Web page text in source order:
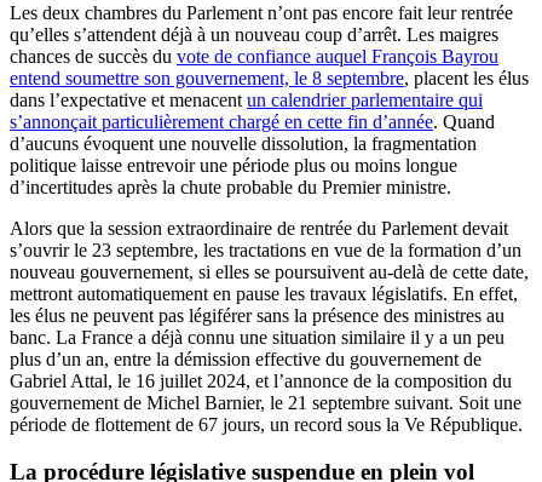
Les deux chambres du Parlement n’ont pas encore fait leur rentrée
qu’elles s’attendent déjà à un nouveau coup d’arrêt. Les maigres
chances de succès du vote de confiance auquel François Bayrou
entend soumettre son gouvernement, le 8 septembre, placent les élus
dans l’expectative et menacent un calendrier parlementaire qui
s’annonçait particulièrement chargé en cette fin d’année. Quand
d’aucuns évoquent une nouvelle dissolution, la fragmentation
politique laisse entrevoir une période plus ou moins longue
d’incertitudes après la chute probable du Premier ministre.
Alors que la session extraordinaire de rentrée du Parlement devait
s’ouvrir le 23 septembre, les tractations en vue de la formation d’un
nouveau gouvernement, si elles se poursuivent au-delà de cette date,
mettront automatiquement en pause les travaux législatifs. En effet,
les élus ne peuvent pas légiférer sans la présence des ministres au
banc. La France a déjà connu une situation similaire il y a un peu
plus d’un an, entre la démission effective du gouvernement de
Gabriel Attal, le 16 juillet 2024, et l’annonce de la composition du
gouvernement de Michel Barnier, le 21 septembre suivant. Soit une
période de flottement de 67 jours, un record sous la Ve République.
La procédure législative suspendue en plein vol